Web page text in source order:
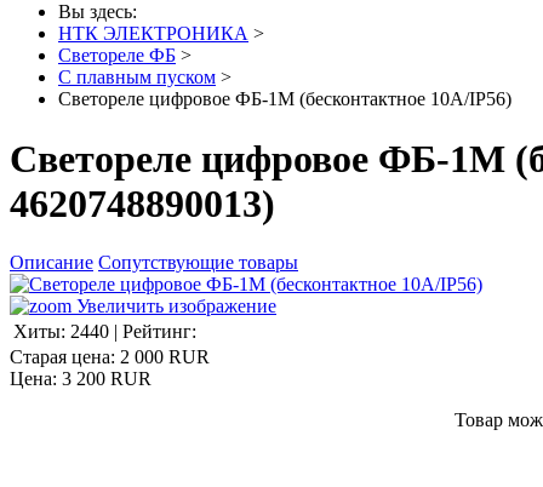
Вы здесь:
НТК ЭЛЕКТРОНИКА >
Светореле ФБ >
С плавным пуском >
Светореле цифровое ФБ-1М (бесконтактное 10А/IP56)
Светореле цифровое ФБ-1М
4620748890013)
Описание Сопутствующие товары
Увеличить изображение
Хиты: 2440 | Рейтинг:
Старая цена: 2 000 RUR
Цена: 3 200 RUR
Товар